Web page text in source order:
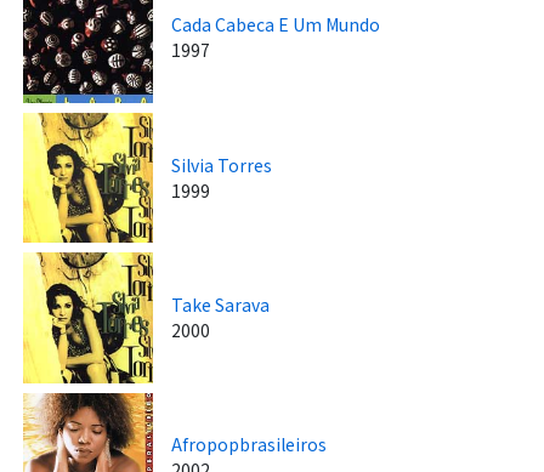
Cada Cabeca E Um Mundo
1997
Silvia Torres
1999
Take Sarava
2000
Afropopbrasileiros